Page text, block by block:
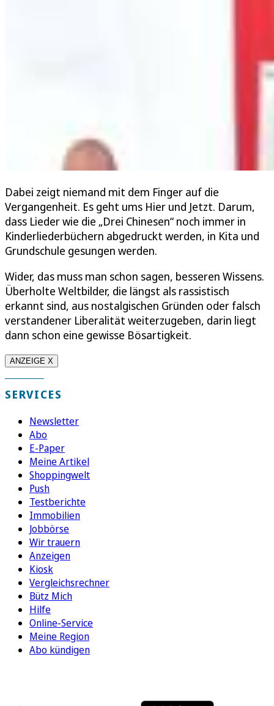
Dabei zeigt niemand mit dem Finger auf die
Vergangenheit. Es geht ums Hier und Jetzt. Darum,
dass Lieder wie die „Drei Chinesen“ noch immer in
Kinderliederbüchern abgedruckt werden, in Kita und
Grundschule gesungen werden.
Wider, das muss man schon sagen, besseren Wissens.
Überholte Weltbilder, die längst als rassistisch
erkannt sind, aus nostalgischen Gründen oder falsch
verstandener Liberalität weiterzugeben, darin liegt
dann schon eine gewisse Bösartigkeit.
ANZEIGE X
SERVICES
Newsletter
Abo
E-Paper
Meine Artikel
Shoppingwelt
Push
Testberichte
Immobilien
Jobbörse
Wir trauern
Anzeigen
Kiosk
Vergleichsrechner
Bütz Mich
Hilfe
Online-Service
Meine Region
Abo kündigen